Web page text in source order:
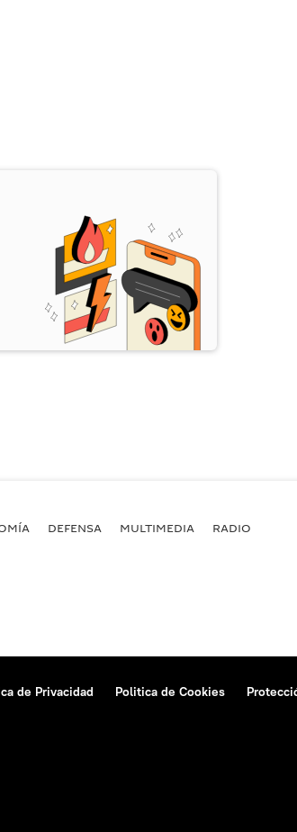
DEFENSA MULTIMEDIA RADIO
de Privacidad Politica de Cookies